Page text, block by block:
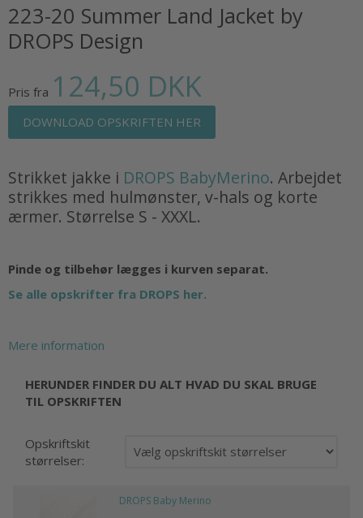
223-20 Summer Land Jacket by
DROPS Design
Pris fra 124,50 DKK
DOWNLOAD OPSKRIFTEN HER
Strikket jakke i DROPS BabyMerino. Arbejdet
strikkes med hulmønster, v-hals og korte
ærmer. Størrelse S - XXXL.
Pinde og tilbehør lægges i kurven separat.
Se alle opskrifter fra DROPS her.
Mere information
HERUNDER FINDER DU ALT HVAD DU SKAL BRUGE
TIL OPSKRIFTEN
Opskriftskit
størrelser:
DROPS Baby Merino